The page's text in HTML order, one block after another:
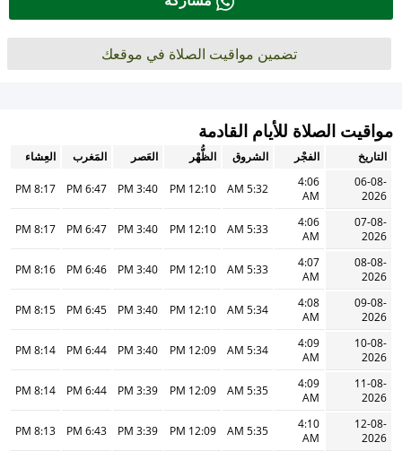
تضمين مواقيت الصلاة في موقعك
مواقيت الصلاة للأيام القادمة
التاريخ الفجْر الشروق الظُّهْر العَصر المَغرب
العِشاء
06-08-
2026
4:06
AM
5:32 AM
12:10 PM
3:40 PM
6:47 PM
8:17 PM
07-08-
2026
4:06
AM
5:33 AM
12:10 PM
3:40 PM
6:47 PM
8:17 PM
08-08-
2026
4:07
AM
5:33 AM
12:10 PM
3:40 PM
6:46 PM
8:16 PM
09-08-
2026
4:08
AM
5:34 AM
12:10 PM
3:40 PM
6:45 PM
8:15 PM
10-08-
2026
4:09
AM
5:34 AM
12:09 PM
3:40 PM
6:44 PM
8:14 PM
11-08-
2026
4:09
AM
5:35 AM
12:09 PM
3:39 PM
6:44 PM
8:14 PM
12-08-
2026
4:10
AM
5:35 AM
12:09 PM
3:39 PM
6:43 PM
8:13 PM